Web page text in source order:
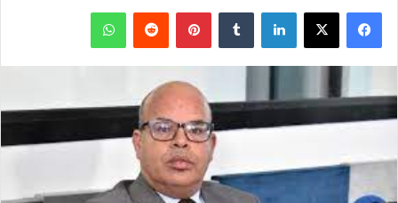
فيسبوك X لينكدإن بينتيريست واتساب